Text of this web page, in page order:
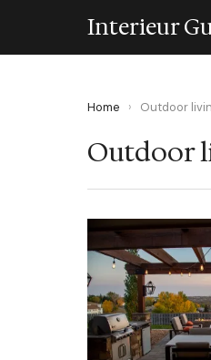
Interieur
Home › Outdoor
Outdoor